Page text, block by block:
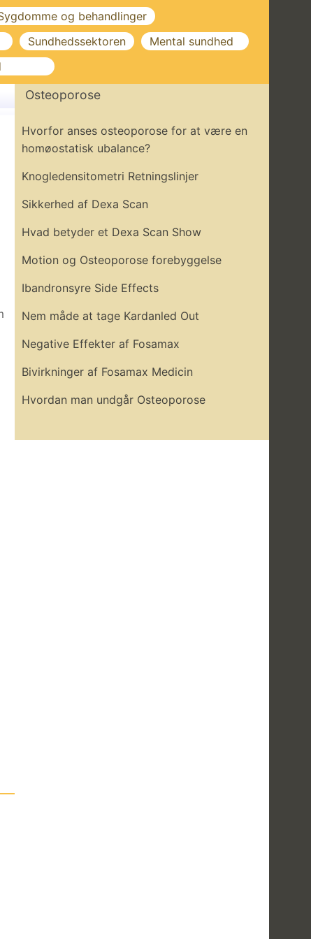
og behandlinger
Sundhedssektoren
Mental sundhed
Osteoporose
Hvorfor anses osteoporose for at være en
homøostatisk ubalance?
Knogledensitometri Retningslinjer
Sikkerhed af Dexa Scan
Hvad betyder et Dexa Scan Show
Motion og Osteoporose forebyggelse
Ibandronsyre Side Effects
Nem måde at tage Kardanled Out
Negative Effekter af Fosamax
Bivirkninger af Fosamax Medicin
Hvordan man undgår Osteoporose